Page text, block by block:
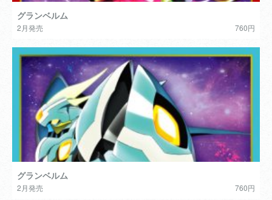
グランベルム
2月発売 760円
グランベルム
2月発売 760円